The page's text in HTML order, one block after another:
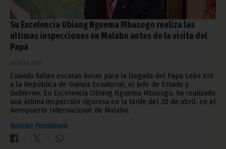
Su Excelencia Obiang Nguema Mbasogo realiza las
últimas inspecciones en Malabo antes de la visita del
Papa
abril 20, 2026
Cuando faltan escasas horas para la llegada del Papa León XIV
a la República de Guinea Ecuatorial, el Jefe de Estado y
Gobierno, Su Excelencia Obiang Nguema Mbasogo, ha realizado
una última inspección rigurosa en la tarde del 20 de abril, en el
Aeropuerto Internacional de Malabo.
Noticias Presidencia